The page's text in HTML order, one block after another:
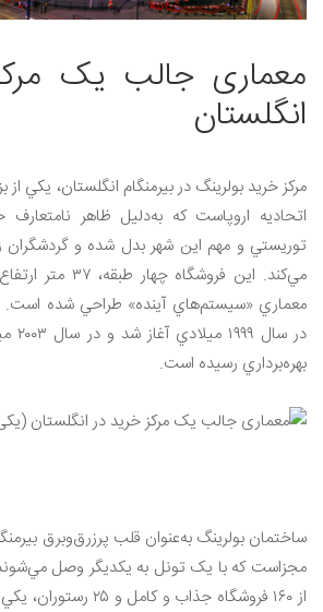
معماری جالب یک
انگلستان
مرکز خريد بولرينگ در بيرمنگام انگلستان، يکي از
اتحاديه اروپاست که به‌دليل ظاهر نامتعارف
توريستي و مهم اين شهر بدل شده و
مي‌کند. اين
معماري «سيستم‌هاي آينده» طراحي شده است.
در
بهره‌برداري رسيده است.
ساختمان بولرينگ به‌عنوان قلب پرزرق‌وبرق
مجزاست که با يک تونل به يکديگر وصل
از ۱۶۰ فروشگاه جذاب و